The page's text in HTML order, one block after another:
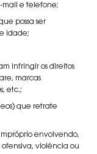
mail e telefone;
possa ser
idade;
infringir os direitos
marcas
etc.;
que retrate
envolvendo,
violência ou